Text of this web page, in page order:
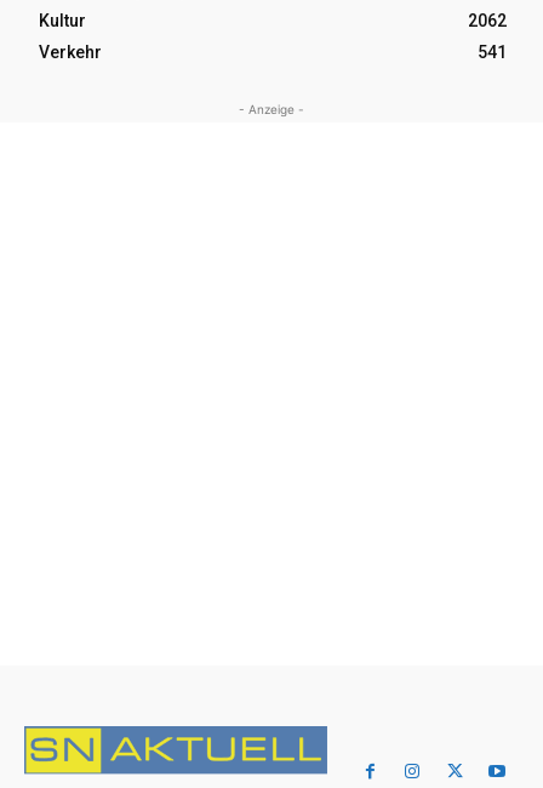
Kultur
2062
Verkehr
541
- Anzeige -